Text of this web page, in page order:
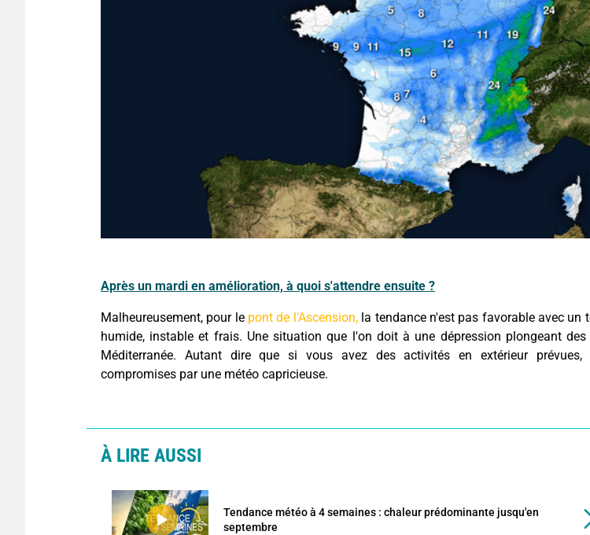
Après un mardi en amélioration, à quoi s'attendre ensuite ?
Malheureusement, pour lepont de l'Ascension,la tendance n'est pas favorable avec un
humide, instable et frais. Une situation que l'on doit à une dépression plongeant
Méditerranée. Autant dire que si vous avez des activités en extérieur prévues,
compromises par une météo capricieuse.
À LIRE AUSSI
Tendance météo à 4 semaines : chaleur prédominante jusqu'en
septembre